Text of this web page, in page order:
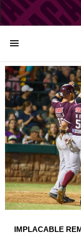
IMPLACABLE